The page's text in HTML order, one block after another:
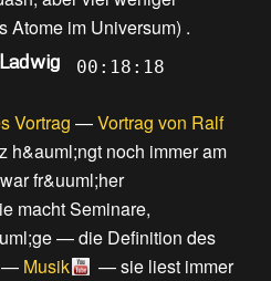
Atome im Universum) .
00:18:18
Vortrag —Vortrag von Ralf
h&auml;ngt noch immer am
fr&uuml;her
macht Seminare,
—die Definition des
— Musik —sie liest immer